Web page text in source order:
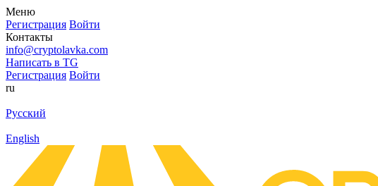
Меню
Регистрация Войти
Контакты
info@cryptolavka.com
Написать в TG
Регистрация Войти
ru
Русский
English